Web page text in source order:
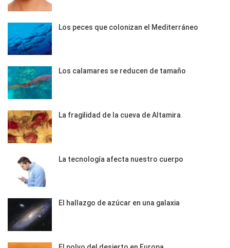
Los peces que colonizan el Mediterráneo
Los calamares se reducen de tamaño
La fragilidad de la cueva de Altamira
La tecnología afecta nuestro cuerpo
El hallazgo de azúcar en una galaxia